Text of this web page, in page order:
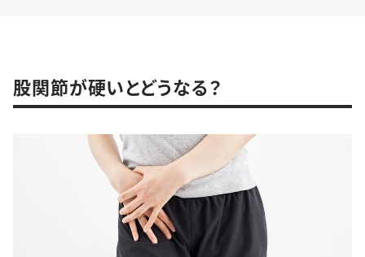
股関節が硬いとどうなる？